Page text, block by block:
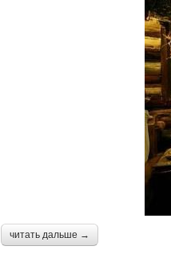
читать дальше →